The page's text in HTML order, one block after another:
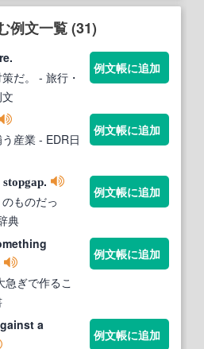
例文一覧 (31)
だ。
- 旅行・
例文帳に追加
産業 - EDR日
例文帳に追加
stopgap.
ものだっ
典
例文帳に追加
ぎで作るこ
例文帳に追加
a
例文帳に追加